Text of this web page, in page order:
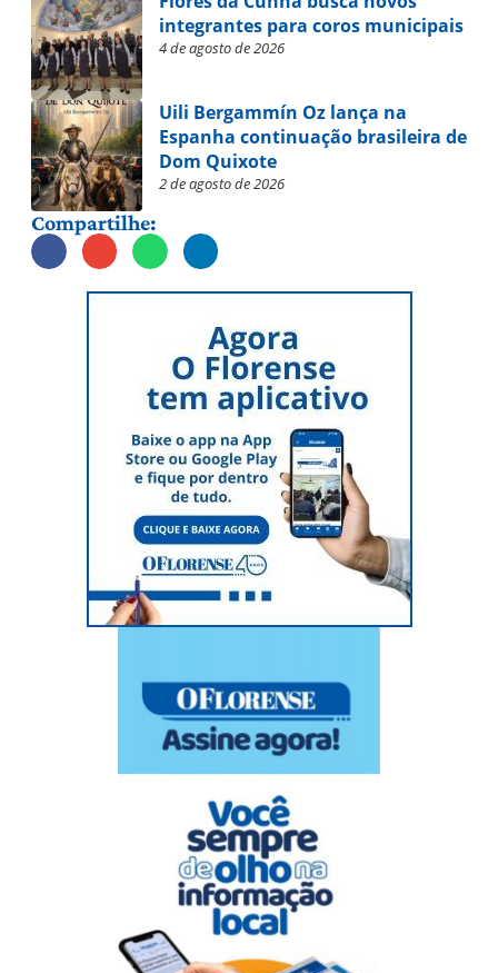
integrantes para coros municipais
4 de agosto de 2026
Uili Bergammín Oz lança na
Espanha continuação brasileira de
Dom Quixote
2 de agosto de 2026
Compartilhe: